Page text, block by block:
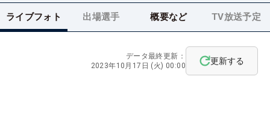
ライブフォト 出場選手 概要など TV放送予定
データ最終更新：
2023年10月17日 (火) 00:00
更新する